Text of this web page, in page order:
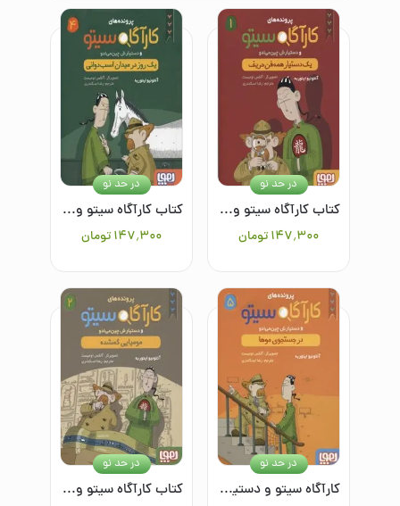
کتاب کارآگاه سیتو و دستیارش چین می ادو 1: یک دستیار همه‌فن‌حریف
۱۴۷٬۳۰۰تومان
در حد نو
کتاب کارآگاه سیتو و دستیارش چین می ادو 4: یک روز در میدان اسب‌دوانی
۱۴۷٬۳۰۰تومان
در حد نو
کارآگاه سیتو و دستیارش چین می‌ادو 5: در جستجوی موها
در حد نو
کتاب کارآگاه سیتو و دستیارش چین می ادو 2: مومیایی گمشده
در حد نو